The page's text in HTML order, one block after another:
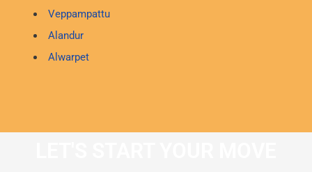
Veppampattu
Alandur
Alwarpet